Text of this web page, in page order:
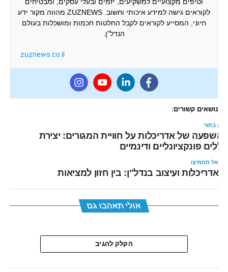
לקוראים גישה למידע איכותי וחשוב. ZUZNEWS מהווה מקור ידע
חיוני, המסייע לקוראים לקבל החלטות חכמות ומושכלות בעולם
הנדל"ן.
zuznews.co.il
נושאים קשורים:
בתור
של אדריכלות על חוויית המגורים: יצירת
פונקציונליים ודינמיים
אל תחמיצו
אדריכלות ועיצוב בנדל"ן: בין חזון למציאות
אולי תאהבו גם
הקלק להגיב